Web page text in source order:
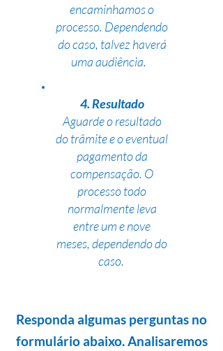
encaminhamos o
processo. Dependendo
do caso, talvez haverá
uma audiência.
4. Resultado
Aguarde o resultado
do trâmite e o eventual
pagamento da
compensação. O
processo todo
normalmente leva
entre um e nove
meses, dependendo do
caso.
Responda algumas perguntas no
formulário abaixo. Analisaremos